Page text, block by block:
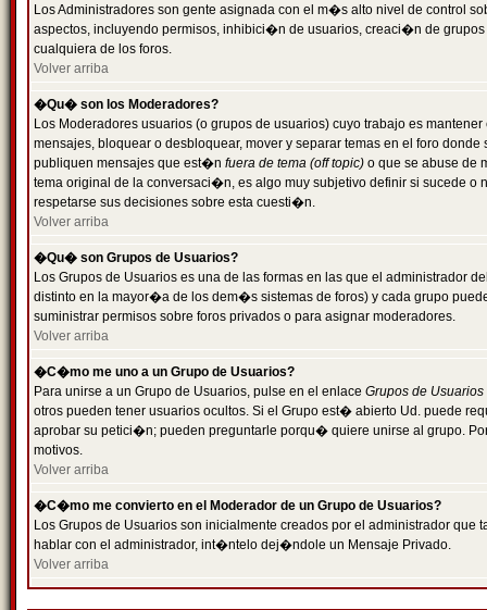
Los Administradores son gente asignada con el m�s alto nivel de control
aspectos, incluyendo permisos, inhibici�n de usuarios, creaci�n de
cualquiera de los foros.
Volver arriba
�Qu� son los Moderadores?
Los Moderadores usuarios (o grupos de usuarios) cuyo trabajo es
mensajes, bloquear o desbloquear, mover y separar temas en el foro
publiquen mensajes que est�n fuera de tema (off topic) o que se abuse de
tema original de la conversaci�n, es algo muy subjetivo definir si sucede
respetarse sus decisiones sobre esta cuesti�n.
Volver arriba
�Qu� son Grupos de Usuarios?
Los Grupos de Usuarios es una de las formas en las que el administrador
distinto en la mayor�a de los dem�s sistemas de foros) y cada grupo
suministrar permisos sobre foros privados o para asignar moderadores.
Volver arriba
�C�mo me uno a un Grupo de Usuarios?
Para unirse a un Grupo de Usuarios, pulse en el enlace Grupos de Usuarios
otros pueden tener usuarios ocultos. Si el Grupo est� abierto Ud. puede
aprobar su petici�n; pueden preguntarle porqu� quiere unirse al grupo.
motivos.
Volver arriba
�C�mo me convierto en el Moderador de un Grupo de Usuarios?
Los Grupos de Usuarios son inicialmente creados por el administrador
hablar con el administrador, int�ntelo dej�ndole un Mensaje Privado.
Volver arriba